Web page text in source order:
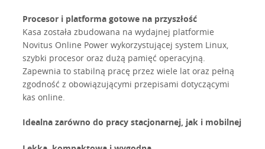
Procesor i platforma gotowe na przyszłość
Kasa została zbudowana na wydajnej platformie
Novitus Online Power wykorzystującej system Linux,
szybki procesor oraz dużą pamięć operacyjną.
Zapewnia to stabilną pracę przez wiele lat oraz pełną
zgodność z obowiązującymi przepisami dotyczącymi
kas online.
Idealna zarówno do pracy stacjonarnej, jak i mobilnej